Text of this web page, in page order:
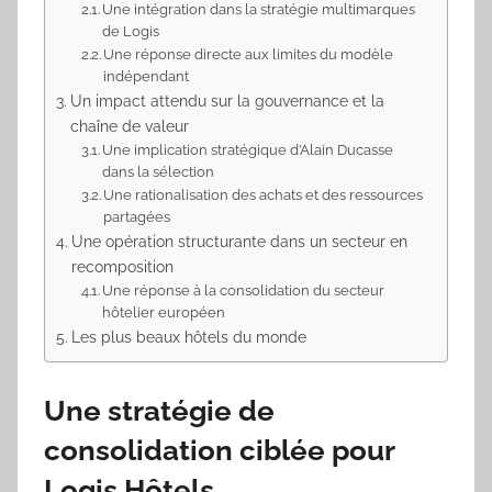
Une intégration dans la stratégie multimarques
de Logis
Une réponse directe aux limites du modèle
indépendant
Un impact attendu sur la gouvernance et la
chaîne de valeur
Une implication stratégique d’Alain Ducasse
dans la sélection
Une rationalisation des achats et des ressources
partagées
Une opération structurante dans un secteur en
recomposition
Une réponse à la consolidation du secteur
hôtelier européen
Les plus beaux hôtels du monde
Une stratégie de
consolidation ciblée pour